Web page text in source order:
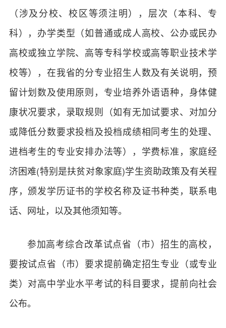
（涉及分校、校区等须注明），层次（本科、专
科），办学类型（如普通或成人高校、公办或民办
高校或独立学院、高等专科学校或高等职业技术学
校等），在我省的分专业招生人数及有关说明，预
留计划数及使用原则，专业培养外语语种，身体健
康状况要求，录取规则（如有无加试要求、对加分
或降低分数要求投档及投档成绩相同考生的处理、
进档考生的专业安排办法等），学费标准，家庭经
济困难(特别是扶贫对象家庭)学生资助政策及有关程
序，颁发学历证书的学校名称及证书种类，联系电
话、网址，以及其他须知等。
参加高考综合改革试点省（市）招生的高校，
要按试点省（市）要求提前确定招生专业（或专业
类）对高中学业水平考试的科目要求，提前向社会
公布。